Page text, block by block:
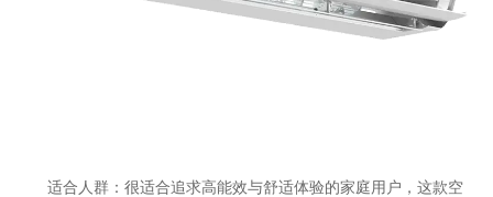
适合人群：很适合追求高能效与舒适体验的家庭用户，这款空